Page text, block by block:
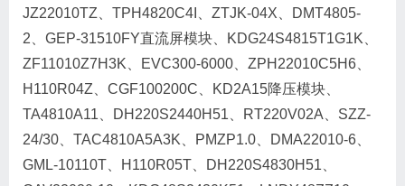
JZ22010TZ、TPH4820C4I、ZTJK-04X、DMT4805-
2、GEP-31510FY直流屏模块、KDG24S4815T1G1K、
ZF11010Z7H3K、EVC300-6000、ZPH22010C5H6、
H110R04Z、CGF100200C、KD2A15降压模块、
TA4810A11、DH220S2440H51、RT220V02A、SZZ-
24/30、TAC4810A5A3K、PMZP1.0、DMA22010-6、
GML-10110T、H110R05T、DH220S4830H51、